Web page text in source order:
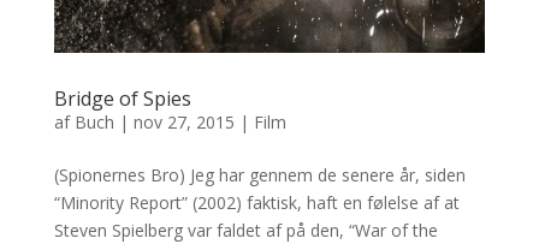
Bridge of Spies
af Buch | nov 27, 2015 | Film
(Spionernes Bro) Jeg har gennem de senere år, siden
“Minority Report” (2002) faktisk, haft en følelse af at
Steven Spielberg var faldet af på den, “War of the